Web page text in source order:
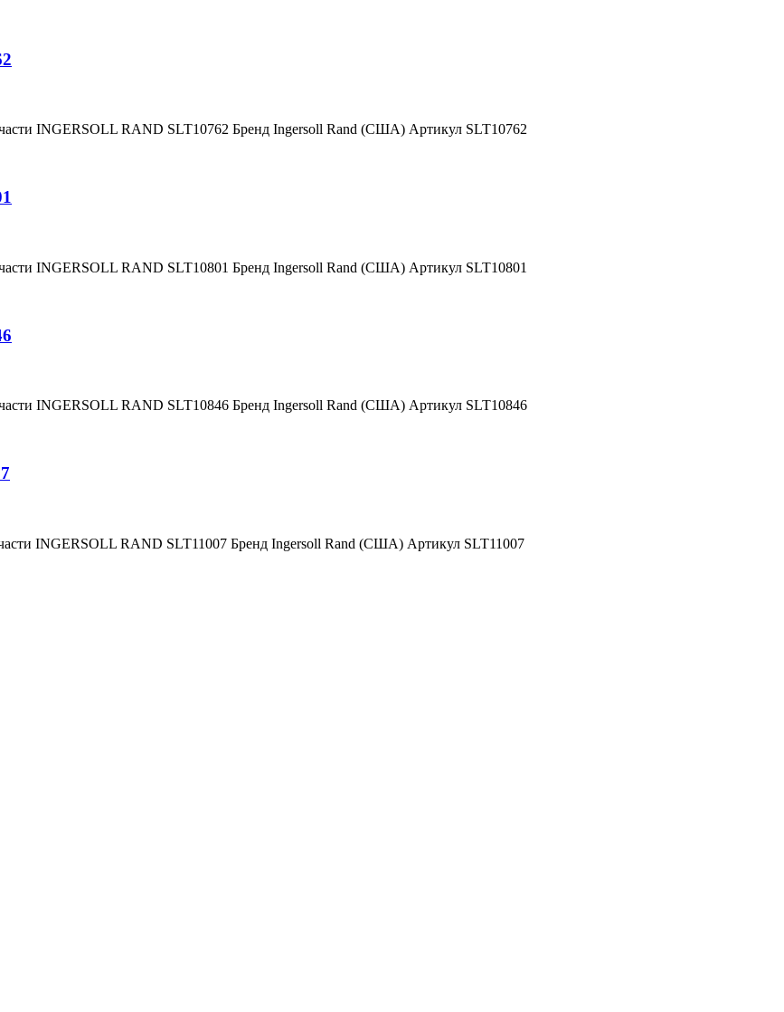
INGERSOLL RAND SLT10762 Бренд Ingersoll Rand (США) Артикул SLT10762
INGERSOLL RAND SLT10801 Бренд Ingersoll Rand (США) Артикул SLT10801
INGERSOLL RAND SLT10846 Бренд Ingersoll Rand (США) Артикул SLT10846
INGERSOLL RAND SLT11007 Бренд Ingersoll Rand (США) Артикул SLT11007